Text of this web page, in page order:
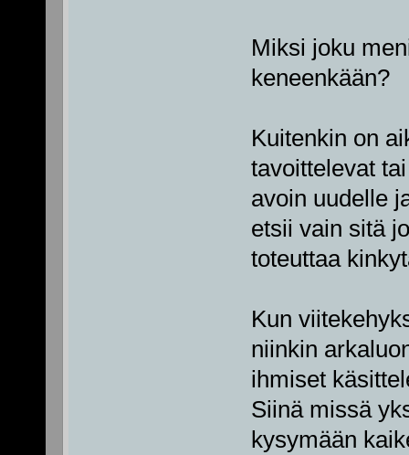
Miksi joku
keneenkään?
Kuitenkin on
tavoittelevat
avoin uudelle
etsii vain sitä
toteuttaa
Kun
niinkin
ihmiset
Siinä missä
kysymään